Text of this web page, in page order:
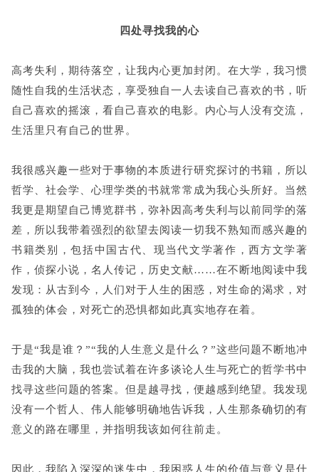
四处寻找我的心
高考失利，期待落空，让我内心更加封闭。在大学，我习惯
随性自我的生活状态，享受独自一人去读自己喜欢的书，听
自己喜欢的摇滚，看自己喜欢的电影。内心与人没有交流，
生活里只有自己的世界。
我很感兴趣一些对于事物的本质进行研究探讨的书籍，所以
哲学、社会学、心理学类的书就常常成为我心头所好。当然
我更是期望自己博览群书，弥补因高考失利与以前同学的落
差，所以我带着强烈的欲望去阅读一切我不熟知而感兴趣的
书籍类别，包括中国古代、现当代文学著作，西方文学著
作，侦探小说，名人传记，历史文献……在不断地阅读中我
发现：从古到今，人们对于人生的困惑，对生命的渴求，对
孤独的体会，对死亡的恐惧都如此真实地存在着。
于是“我是谁？”“我的人生意义是什么？”这些问题不断地冲
击我的大脑，我也尝试着在许多谈论人生与死亡的哲学书中
找寻这些问题的答案。但是越寻找，便越感到绝望。我发现
没有一个哲人、伟人能够明确地告诉我，人生那条确切的有
意义的路在哪里，并指明我该如何往前走。
因此，我陷入深深的迷失中，我困惑人生的价值与意义是什